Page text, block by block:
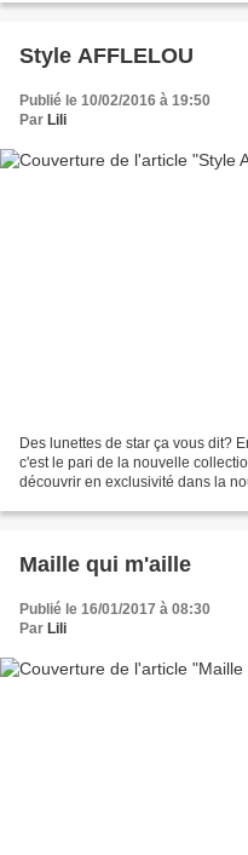
Style AFFLELOU
Publié le 10/02/2016 à 19:50
Par Lili
Des lunettes de star ça vous dit?
c'est le pari de la nouvelle
découvrir en exclusivité dans la
Maille qui m'aille
Publié le 16/01/2017 à 08:30
Par Lili